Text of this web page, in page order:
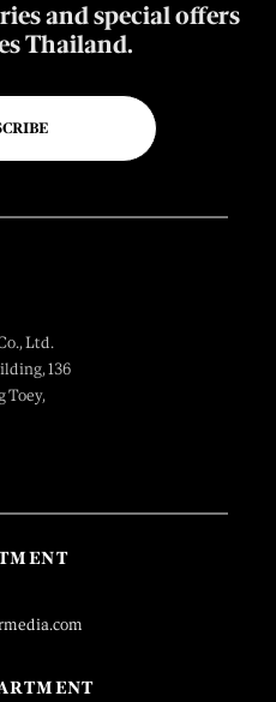
and special offers
Thailand.
Ltd.
136
Toey,